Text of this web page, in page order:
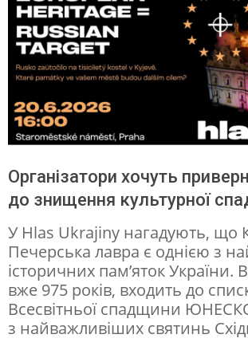
к
о
д
ж
е
н
я
К
и
є
в
о
-
Організатори хочуть
до знищення культурної
У Hlas Ukrajiny нагадують, що
Печерська лавра є однією з
історичних пам’яток України.
вже 975 років, входить до
Всесвітньої спадщини
з найважливіших святинь